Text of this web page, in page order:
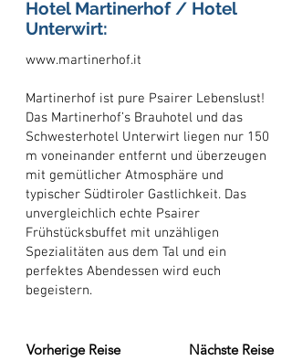
Hotel Martinerhof / Hotel
Unterwirt:
www.martinerhof.it
Martinerhof ist pure Psairer Lebenslust!
Das Martinerhof’s Brauhotel und das
Schwesterhotel Unterwirt liegen nur 150
m voneinander entfernt und überzeugen
mit gemütlicher Atmosphäre und
typischer Südtiroler Gastlichkeit. Das
unvergleichlich echte Psairer
Frühstücksbuffet mit unzähligen
Spezialitäten aus dem Tal und ein
perfektes Abendessen wird euch
begeistern.
Vorherige Reise Nächste Reise